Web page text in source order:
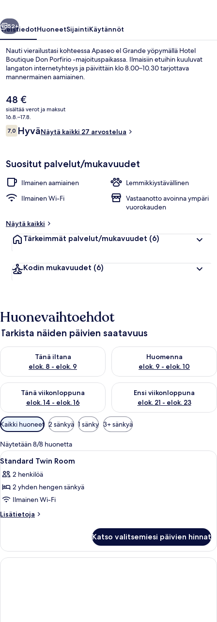
Ilmainen päivittäinen mannermainen
Seuraava
52+
YleistiedotHuoneetSijaintiKäytännöt
Nauti vierailustasi kohteessa Apaseo el Grande yöpymällä Hotel
Boutique Don Porfirio -majoituspaikassa. Ilmaisiin etuihin kuuluvat
langaton internetyhteys ja päivittäin klo 8.00–10.30 tarjottava
mannermainen aamiainen.
Nykyinen
hinta
on
48 €
48 €
sisältää verot ja maksut
16.8.–17.8.
Arvostelut
7,07,0 kautta 10.
HyväNäytä kaikki 27 arvostelua
Suositut palvelut/mukavuudet
Ilmainen aamiainen
Lemmikkiystävällinen
Ilmainen Wi-Fi
Vastaanotto avoinna ympäri
vuorokauden
Näytä kaikki
Tärkeimmät palvelut/mukavuudet (6)
Kodin mukavuudet (6)
Huonevaihtoehdot
Tarkista näiden päivien saatavuus
Tänä iltana
elok. 8 - elok. 9
Tarkista tämän illan saatavuus elok. 8 - elok. 9
Huomenna
elok. 9 - elok. 10
Tarkista huomisen saatavuus
Tänä viikonloppuna
elok. 14 - elok. 16
Tarkista tämän viikonlopun saatavuus elok. 14 - elok. 16
Ensi viikonloppuna
elok. 21 - elok. 23
Tarkista ensi viikonlopun
Huoneille
saatavilla
olevia
suodattimia
Kaikki huoneet 2 sänkyä 1 sänky 3+ sänkyä
Näytetään 8/8 huonetta
Avaa
kaikki
huonetyypin
Standard
Twin
Room
Huoneessa on kaksi sänkyä, joissa
7
Standard Twin Room
2 henkilöä
2 yhden hengen sänkyä
Ilmainen Wi-Fi
Lisätietoja
Lisätietoja
Room
Katso valitsemiesi päivien hinnat